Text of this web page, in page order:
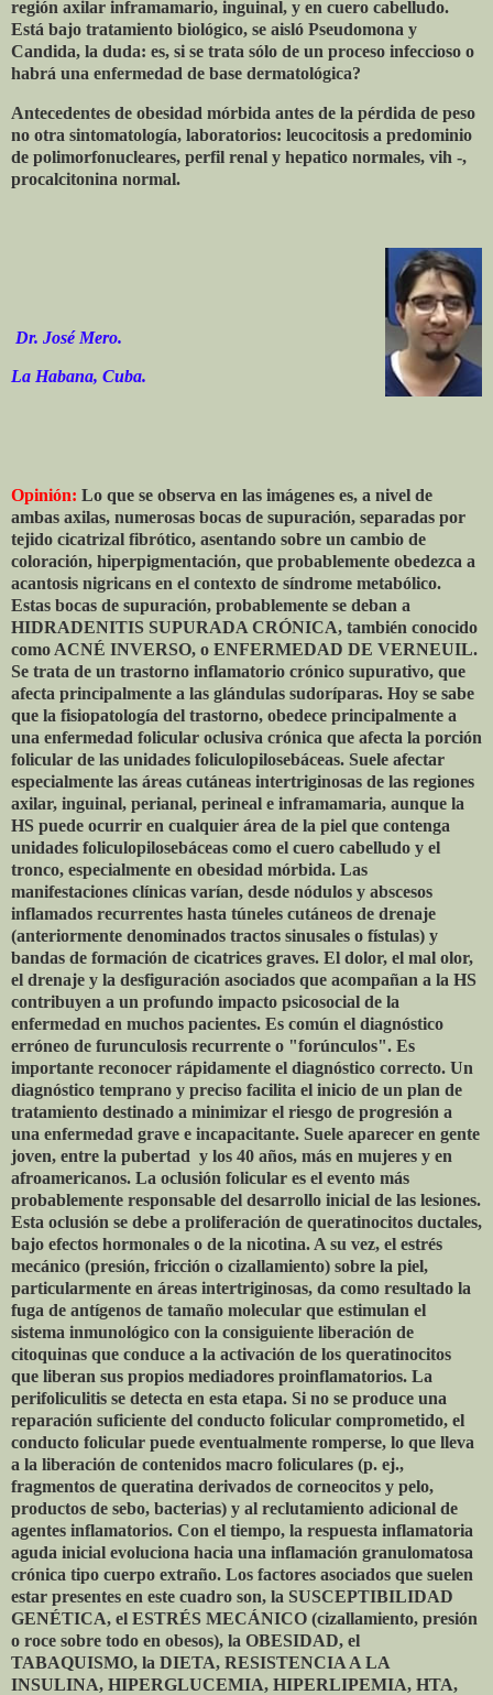
región axilar inframamario, inguinal, y en cuero cabelludo.
Está bajo tratamiento biológico, se aisló Pseudomona y
Candida, la duda: es, si se trata sólo de un proceso infeccioso o
habrá una enfermedad de base dermatológica?
Antecedentes de obesidad mórbida antes de la pérdida de peso
no otra sintomatología, laboratorios: leucocitosis a predominio
de polimorfonucleares, perfil renal y hepatico normales, vih -,
procalcitonina normal.
Dr. José Mero.
La Habana, Cuba.
Opinión: Lo que se observa en las imágenes es, a nivel de
ambas axilas, numerosas bocas de supuración, separadas por
tejido cicatrizal fibrótico, asentando sobre un cambio de
coloración, hiperpigmentación, que probablemente obedezca a
acantosis nigricans en el contexto de síndrome metabólico.
Estas bocas de supuración, probablemente se deban a
HIDRADENITIS SUPURADA CRÓNICA, también conocido
como ACNÉ INVERSO, o ENFERMEDAD DE VERNEUIL.
Se trata de un trastorno inflamatorio crónico supurativo, que
afecta principalmente a las glándulas sudoríparas. Hoy se sabe
que la fisiopatología del trastorno, obedece principalmente a
una enfermedad folicular oclusiva crónica que afecta la porción
folicular de las unidades foliculopilosebáceas. Suele afectar
especialmente las áreas cutáneas intertriginosas de las regiones
axilar, inguinal, perianal, perineal e inframamaria, aunque la
HS puede ocurrir en cualquier área de la piel que contenga
unidades foliculopilosebáceas como el cuero cabelludo y el
tronco, especialmente en obesidad mórbida. Las
manifestaciones clínicas varían, desde nódulos y abscesos
inflamados recurrentes hasta túneles cutáneos de drenaje
(anteriormente denominados tractos sinusales o fístulas) y
bandas de formación de cicatrices graves. El dolor, el mal olor,
el drenaje y la desfiguración asociados que acompañan a la HS
contribuyen a un profundo impacto psicosocial de la
enfermedad en muchos pacientes. Es común el diagnóstico
erróneo de furunculosis recurrente o "forúnculos". Es
importante reconocer rápidamente el diagnóstico correcto. Un
diagnóstico temprano y preciso facilita el inicio de un plan de
tratamiento destinado a minimizar el riesgo de progresión a
una enfermedad grave e incapacitante. Suele aparecer en gente
joven, entre la pubertad y los 40 años, más en mujeres y en
afroamericanos. La oclusión folicular es el evento más
probablemente responsable del desarrollo inicial de las lesiones.
Esta oclusión se debe a proliferación de queratinocitos ductales,
bajo efectos hormonales o de la nicotina. A su vez, el estrés
mecánico (presión, fricción o cizallamiento) sobre la piel,
particularmente en áreas intertriginosas, da como resultado la
fuga de antígenos de tamaño molecular que estimulan el
sistema inmunológico con la consiguiente liberación de
citoquinas que conduce a la activación de los queratinocitos
que liberan sus propios mediadores proinflamatorios. La
perifoliculitis se detecta en esta etapa. Si no se produce una
reparación suficiente del conducto folicular comprometido, el
conducto folicular puede eventualmente romperse, lo que lleva
a la liberación de contenidos macro foliculares (p. ej.,
fragmentos de queratina derivados de corneocitos y pelo,
productos de sebo, bacterias) y al reclutamiento adicional de
agentes inflamatorios. Con el tiempo, la respuesta inflamatoria
aguda inicial evoluciona hacia una inflamación granulomatosa
crónica tipo cuerpo extraño. Los factores asociados que suelen
estar presentes en este cuadro son, la SUSCEPTIBILIDAD
GENÉTICA, el ESTRÉS MECÁNICO (cizallamiento, presión
o roce sobre todo en obesos), la OBESIDAD, el
TABAQUISMO, la DIETA, RESISTENCIA A LA
INSULINA, HIPERGLUCEMIA, HIPERLIPEMIA, HTA,